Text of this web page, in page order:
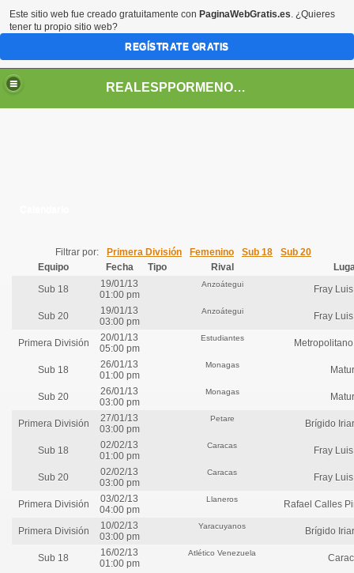
REALESPPORMENORES
Filtrar por: Primera División Femenino Sub 18
Sub 20
Equipo
Fecha Tipo Rival
Sub 18
19/01/13
01:00 pm
Anzoátegui Fray
Sub 20
19/01/13
03:00 pm
Anzoátegui Fray
Primera División
20/01/13
05:00 pm
Estudiantes
Sub 18
26/01/13
01:00 pm
Monagas
Sub 20
26/01/13
03:00 pm
Monagas
Primera División
27/01/13
03:00 pm
Petare Brígido
Sub 18
02/02/13
01:00 pm
Caracas Fray
Sub 20
02/02/13
03:00 pm
Caracas Fray
Primera División
03/02/13
04:00 pm
Llaneros Rafael Calles
Primera División
10/02/13
03:00 pm
Yaracuyanos Brígido
Sub 18
16/02/13
01:00 pm
Atlético Venezuela
Este sitio web fue creado gratuitamente con PaginaWebGratis.es. ¿Quieres
tener tu propio sitio web?
REGÍSTRATE GRATIS